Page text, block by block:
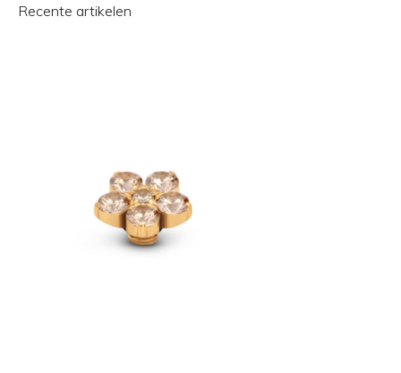
Recente artikelen